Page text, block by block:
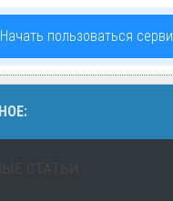
Начать пользоваться